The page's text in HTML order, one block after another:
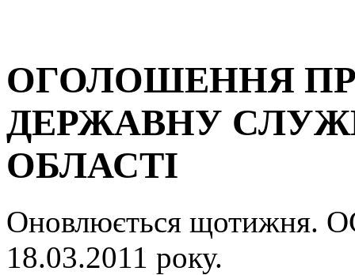
ОГОЛОШЕННЯ
ДЕРЖАВНУ
ОБЛАСТІ
Оновлюється
18.03.2011 року.